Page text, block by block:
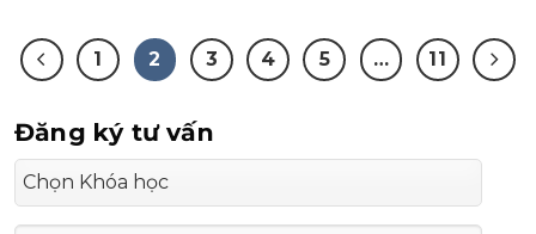
1 2 3 4 5 … 11
Đăng ký tư vấn